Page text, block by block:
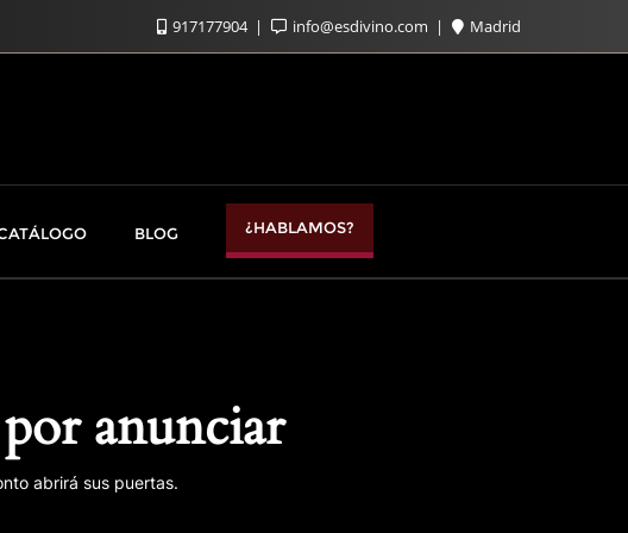
917177904 info@esdivino.com Madrid
BLOG ¿HABLAMOS?
anunciar
abrirá sus puertas.